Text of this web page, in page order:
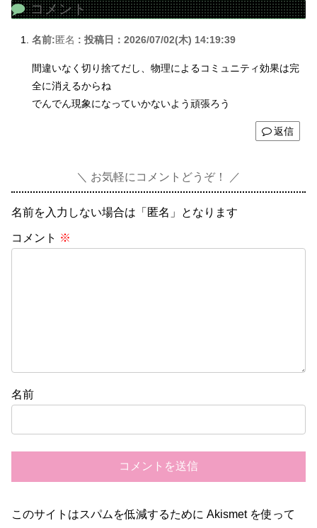
コメント
名前:匿名 : 投稿日：2026/07/02(木) 14:19:39
間違いなく切り捨てだし、物理によるコミュニティ効果は完
全に消えるからね
でんでん現象になっていかないよう頑張ろう
返信
お気軽にコメントどうぞ！
名前を入力しない場合は「匿名」となります
コメント ※
名前
このサイトはスパムを低減するために Akismet を使って